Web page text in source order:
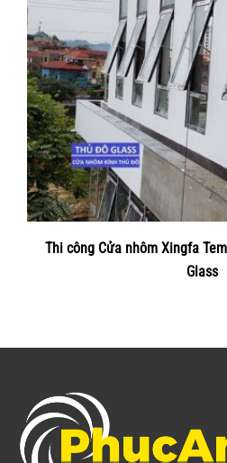
Thi công Cửa nhôm Xingfa
Glass